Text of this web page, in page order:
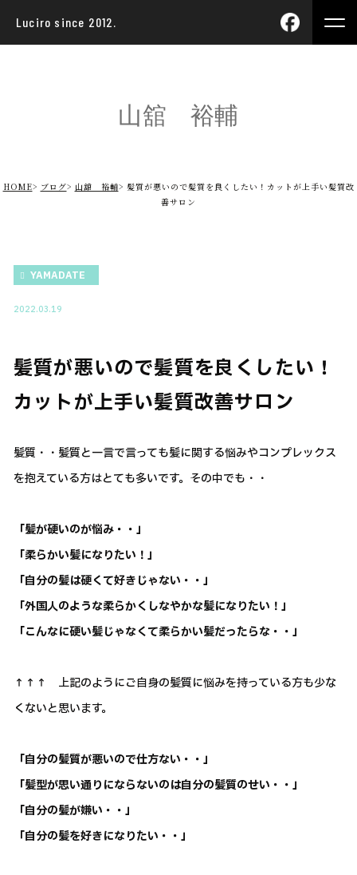
Luciro since 2012.
山舘 裕輔
HOME ブログ 山舘 裕輔
髪質が悪いので髪質を良くしたい！カットが上手い髪質改
善サロン
YAMADATE
2022.03.19
髪質が悪いので髪質を良くしたい！
カットが上手い髪質改善サロン
髪質・・髪質と一言で言っても髪に関する悩みやコンプレックス
を抱えている方はとても多いです。その中でも・・
「髪が硬いのが悩み・・」
「柔らかい髪になりたい！」
「自分の髪は硬くて好きじゃない・・」
「外国人のような柔らかくしなやかな髪になりたい！」
「こんなに硬い髪じゃなくて柔らかい髪だったらな・・」
↑↑↑ 上記のようにご自身の髪質に悩みを持っている方も少な
くないと思います。
「自分の髪質が悪いので仕方ない・・」
「髪型が思い通りにならないのは自分の髪質のせい・・」
「自分の髪が嫌い・・」
「自分の髪を好きになりたい・・」